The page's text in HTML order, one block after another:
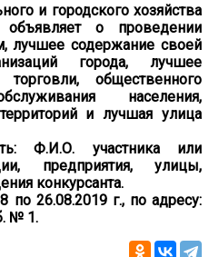
и городского хозяйства
объявляет о проведении
лучшее содержание своей
города, лучшее
общественного
населения,
и лучшая улица
Ф.И.О. участника или
предприятия, улицы,
конкурсанта.
по 26.08.2019 г., по адресу:
№ 1.